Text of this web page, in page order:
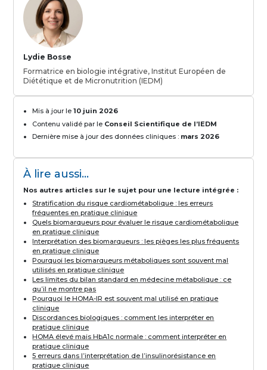
Lydie Bosse
Formatrice en biologie intégrative, Institut Européen de
Diététique et de Micronutrition (IEDM)
Mis à jour le10 juin 2026
Contenu validé par le Conseil Scientifique de l’IEDM
Dernière mise à jour des données cliniques : mars 2026
À lire aussi...
Nos autres articles sur le sujet pour une lecture intégrée :
Stratification du risque cardiométabolique : les erreurs
fréquentes en pratique clinique
Quels biomarqueurs pour évaluer le risque cardiométabolique
en pratique clinique
Interprétation des biomarqueurs : les pièges les plus fréquents
en pratique clinique
Pourquoi les biomarqueurs métaboliques sont souvent mal
utilisés en pratique clinique
Les limites du bilan standard en médecine métabolique : ce
qu’il ne montre pas
Pourquoi le HOMA-IR est souvent mal utilisé en pratique
clinique
Discordances biologiques : comment les interpréter en
pratique clinique
HOMA élevé mais HbA1c normale : comment interpréter en
pratique clinique
5 erreurs dans l’interprétation de l’insulinorésistance en
pratique clinique